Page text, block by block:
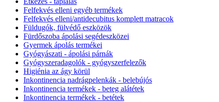
Felfekvés elleni egyéb termékek
Felfekvés elleni/antidecubitus komplett matracok
Füldugók, fülvédő eszközök
Fürdőszoba ápolási segédeszközei
Gyermek ápolás termékei
Gyógyászati - ápolási párnák
Gyógyszeradagolók - gyógyszerfelezők
Higiénia az ágy körül
Inkontinencia nadrágpelenkák - belebújós
Inkontinencia termékek - beteg alátétek
Inkontinencia termékek - betétek